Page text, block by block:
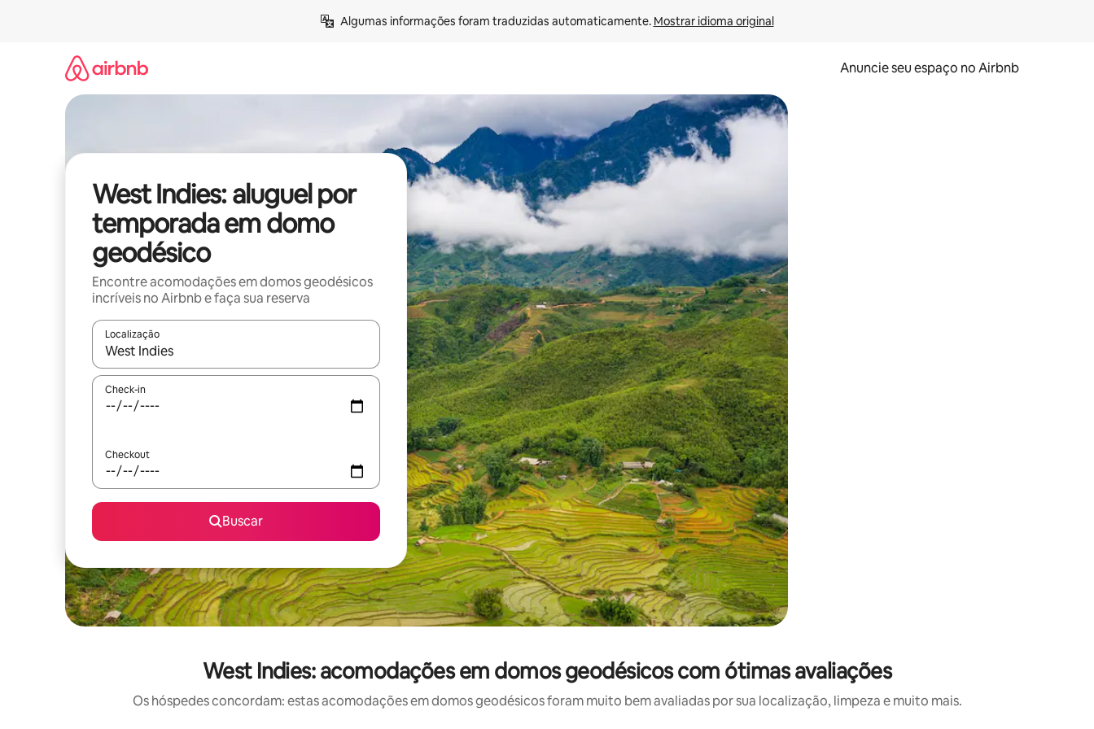
Algumas informações foram traduzidas automaticamente. Mostrar idioma original
Anuncie seu espaço no Airbnb
West Indies: aluguel por
temporada em domo
geodésico
Encontre acomodações em domos geodésicos
incríveis no Airbnb e faça sua reserva
Localização
Quando os resultados estiverem disponíveis, explore-os usando as seta para cima e para baixo do teclado ou tocando e deslizando o dedo na tela.
Check-in
Checkout
Buscar
West Indies: acomodações em domos geodésicos com ótimas avaliações
Os hóspedes concordam: estas acomodações em domos geodésicos foram muito bem avaliadas por sua localização, limpeza e muito mais.